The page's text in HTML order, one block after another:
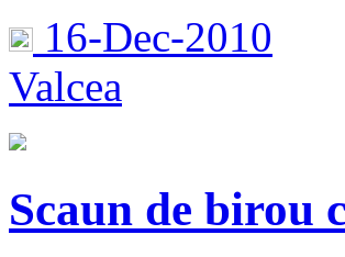
16-Dec-2010
Valcea
Scaun de birou